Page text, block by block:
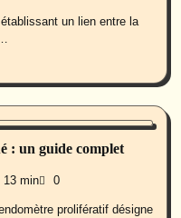
un lien entre la
: un guide complet
13 min 0
prolifératif désigne